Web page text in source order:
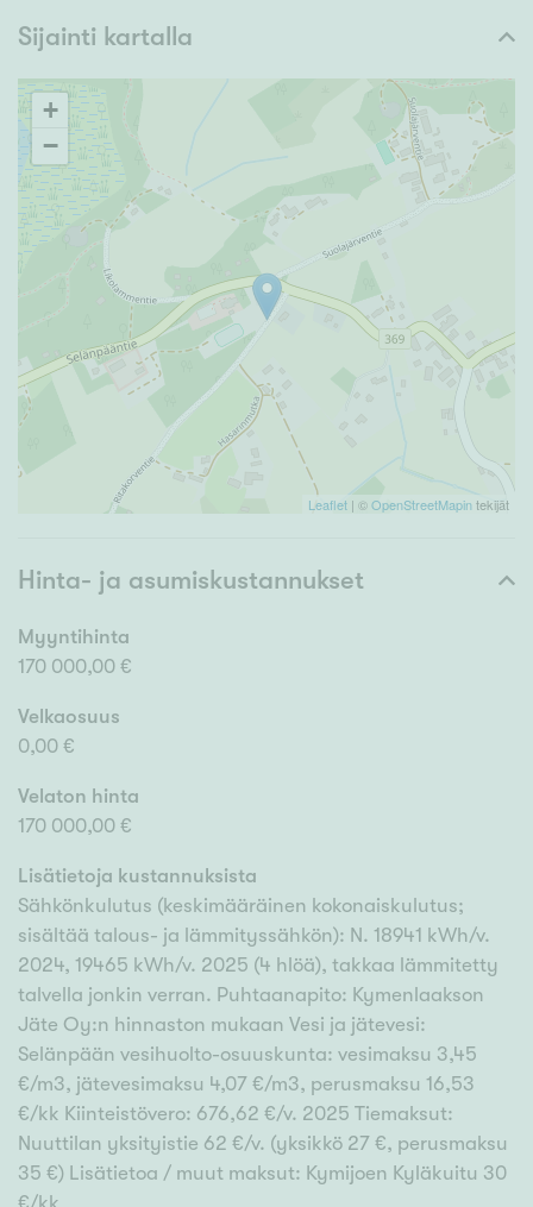
Sijainti kartalla
+
−
Leaflet | ©OpenStreetMapintekijät
Hinta- ja asumiskustannukset
Myyntihinta
170 000,00 €
Velkaosuus
0,00 €
Velaton hinta
170 000,00 €
Lisätietoja kustannuksista
Sähkönkulutus (keskimääräinen kokonaiskulutus;
sisältää talous- ja lämmityssähkön): N. 18941 kWh/v.
2024, 19465 kWh/v. 2025 (4 hlöä), takkaa lämmitetty
talvella jonkin verran. Puhtaanapito: Kymenlaakson
Jäte Oy:n hinnaston mukaan Vesi ja jätevesi:
Selänpään vesihuolto-osuuskunta: vesimaksu 3,45
€/m3, jätevesimaksu 4,07 €/m3, perusmaksu 16,53
€/kk Kiinteistövero: 676,62 €/v. 2025 Tiemaksut:
Nuuttilan yksityistie 62 €/v. (yksikkö 27 €, perusmaksu
35 €) Lisätietoa / muut maksut: Kymijoen Kyläkuitu 30